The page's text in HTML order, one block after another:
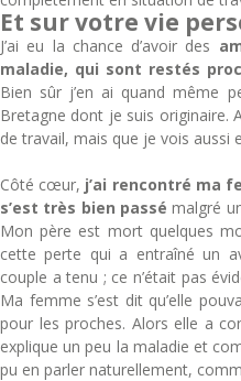
Et sur votre vie
J’ai eu la chance d’avoir des
maladie, qui sont restés
Bien sûr j’en ai quand même
Bretagne dont je suis originaire.
de travail, mais que je vois aussi
Côté cœur, j’ai rencontré ma
s’est très bien passé malgré
Mon père est mort quelques
cette perte qui a entraîné un
couple a tenu ; ce n’était pas
Ma femme s’est dit qu’elle
pour les proches. Alors elle a
explique un peu la maladie et
pu en parler naturellement,